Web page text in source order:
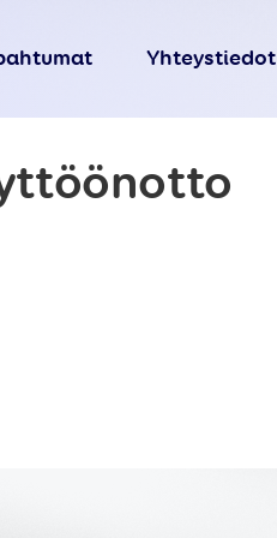
Yhteystiedot